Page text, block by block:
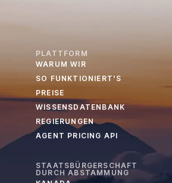
PLATTFORM
WARUM WIR
SO FUNKTIONIERT'S
PREISE
WISSENSDATENBANK
REGIERUNGEN
AGENT PRICING API
STAATSBÜRGERSCHAFT
DURCH ABSTAMMUNG